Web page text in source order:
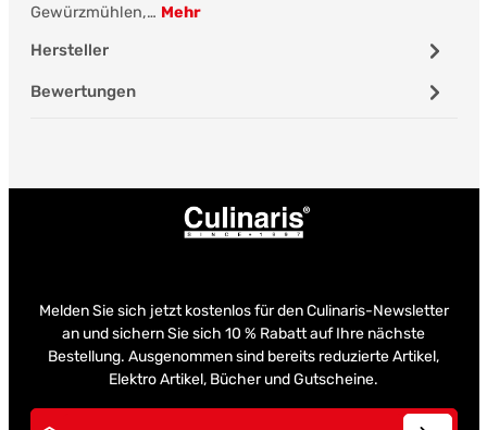
Gewürzmühlen,… Mehr
Hersteller
Bewertungen
Melden Sie sich jetzt kostenlos für den Culinaris-Newsletter
an und sichern Sie sich 10 % Rabatt auf Ihre nächste
Bestellung. Ausgenommen sind bereits reduzierte Artikel,
Elektro Artikel, Bücher und Gutscheine.